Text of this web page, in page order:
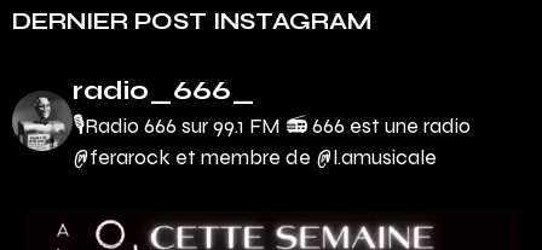
DERNIER POST INSTAGRAM
radio_666_
🎙Radio 666 sur 99.1 FM 📻666 est une radio
@ferarock et membre de @l.amusicale